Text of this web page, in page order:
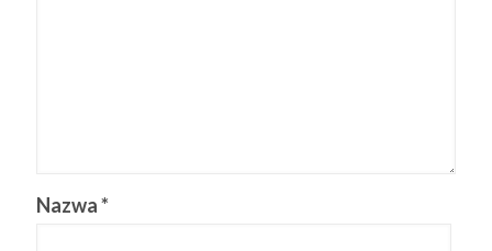
Nazwa*